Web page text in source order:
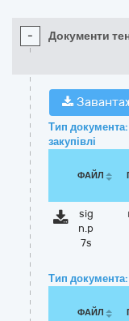
- Документи
Тип
закупівлі
ФАЙЛ
sig
n.p
7s
Тип
ФАЙЛ